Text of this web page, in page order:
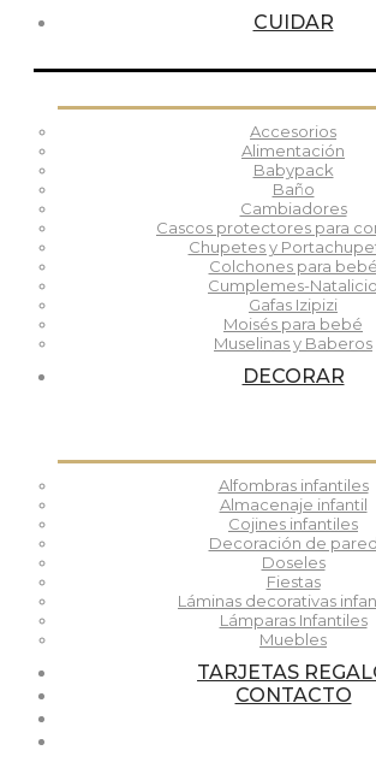
CUIDAR
Accesorios
Alimentación
Babypack
Baño
Cambiadores
Cascos protectores para
Chupetes y
Colchones para bebé
Cumplemes-Natalicio
Gafas Izipizi
Moisés para bebé
Muselinas y Baberos
DECORAR
Alfombras infantiles
Almacenaje infantil
Cojines infantiles
Decoración de pared
Doseles
Fiestas
Láminas decorativas
Lámparas Infantiles
Muebles
TARJETAS
CONTACTO